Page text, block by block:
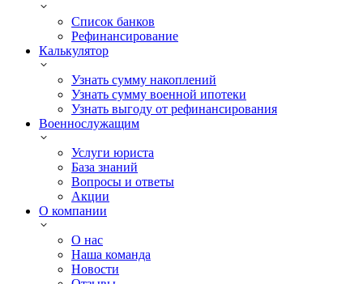
Список банков
Рефинансирование
Калькулятор
Узнать сумму накоплений
Узнать сумму военной ипотеки
Узнать выгоду от рефинансирования
Военнослужащим
Услуги юриста
База знаний
Вопросы и ответы
Акции
О компании
О нас
Наша команда
Новости